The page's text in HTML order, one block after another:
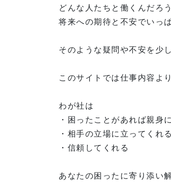
どんな人たちと働くんだろ
将来への期待と不安でいっ
そのような疑問や不安を少
このサイトでは仕事内容よ
わが社は
・困ったことがあれば親身
・相手の立場に立ってくれる
・信頼してくれる
あなたの困ったに寄り添い